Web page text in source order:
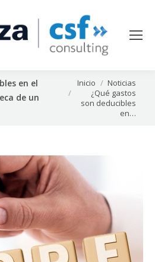
en el
de un
Estás aquí:
Inicio
Noticias
¿Qué gastos
son deducibles
en…